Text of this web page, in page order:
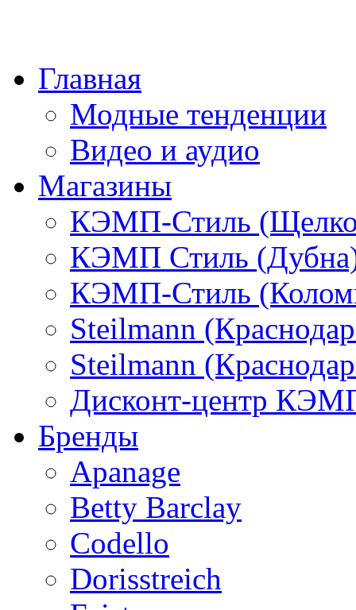
Главная
Модные тенденции
Видео и аудио
Магазины
КЭМП-Стиль
КЭМП Стиль
КЭМП-Стиль
Steilmann
Steilmann
Дисконт-центр
Бренды
Apanage
Betty Barclay
Codello
Dorisstreich